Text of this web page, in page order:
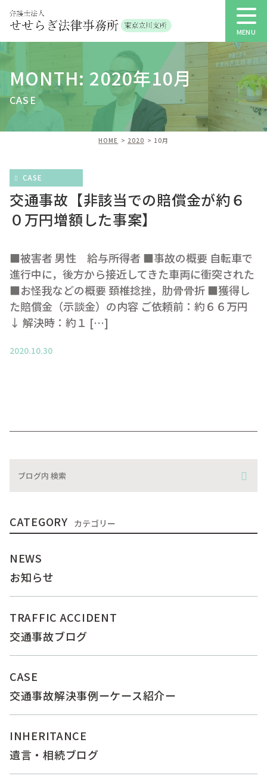
CASE
MONTH: 2020年10月
HOME 2020 10月
CASE
交通事故【非該当での賠償金が約６
０万円増額した事案】
■被害者 男性 給与所得者 ■事故の概要 自転車で
進行中に，後方から接近してきた車両に衝突された
■お怪我などの概要 頚椎捻挫，肋骨骨折 ■獲得し
た賠償金（示談金）の内容 ご依頼前：約６６万円
↓ 解決時：約１ […]
2020.10.30
CATEGORY カテゴリー
NEWS
お知らせ
TRAFFIC ACCIDENT
交通事故ブログ
CASE
交通事故解決事例ーケース紹介ー
INHERITANCE
遺言・相続ブログ